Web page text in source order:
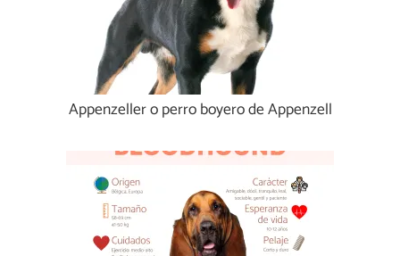
Appenzeller o perro boyero de Appenzell